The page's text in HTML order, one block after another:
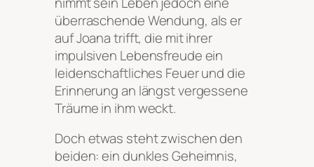
überraschende Wendung, als er
auf Joana trifft, die mit ihrer
impulsiven Lebensfreude ein
leidenschaftliches Feuer und die
Erinnerung an längst vergessene
Träume in ihm weckt.
Doch etwas steht zwischen den
beiden: ein dunkles Geheimnis,